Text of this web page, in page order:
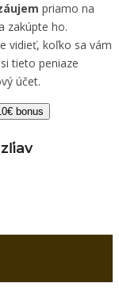
priamo na
zakúpte ho.
vidieť, koľko sa vám
tieto peniaze
účet.
bonus